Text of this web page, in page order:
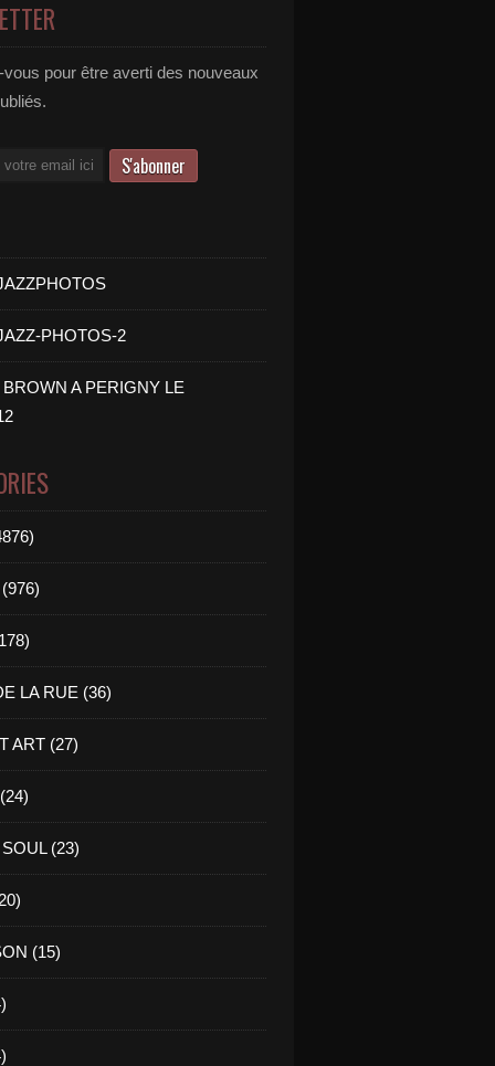
pour être averti des nouveaux
PHOTOS-2
A PERIGNY LE
LA RUE (36)
ART (27)
(23)
(15)